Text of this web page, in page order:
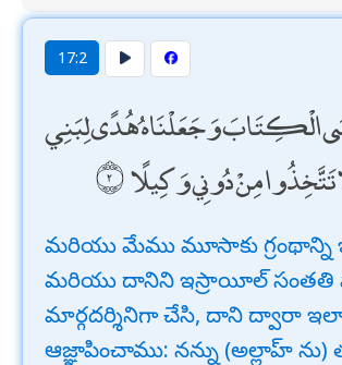
17:2
الْكِتَابَ وَجَعَلْنَاهُ هُدًى لِبَنِي
تَتَّخِذُوا مِنْ دُونِي وَكِيلًا
మరియు మేము మూసాకు గ్రంథాన్ని
మరియు దానిని ఇస్రాయీల్ సంతతి
మార్గదర్శినిగా చేసి, దాని ద్వారా
ఆజ్ఞాపించాము: నన్ను (అల్లాహ్ ను)